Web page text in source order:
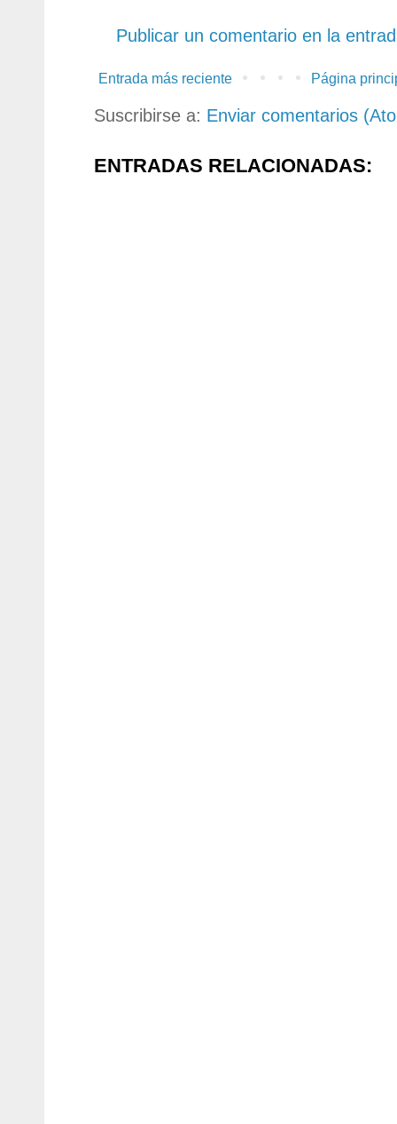
Publicar un comentario en la
Entrada más reciente Página
Suscribirse a: Enviar comentarios
ENTRADAS RELACIONADAS: